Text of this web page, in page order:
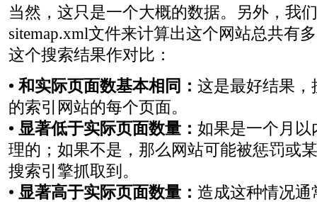
当然，这只是一个大概的数据。另外，我
sitemap.xml文件来计算出这个网站总共有
这个搜索结果作对比：
• 和实际页面数基本相同： 这是最好结果
的索引网站的每个页面。
• 显著低于实际页面数量： 如果是一个月
理的；如果不是，那么网站可能被惩罚或
搜索引擎抓取到。
• 显著高于实际页面数量： 造成这种情况